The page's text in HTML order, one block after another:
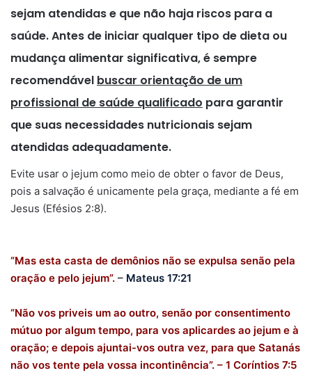
sejam atendidas e que não haja riscos para a
saúde. Antes de iniciar qualquer tipo de dieta ou
mudança alimentar significativa, é sempre
recomendável buscar orientação de um
profissional de saúde qualificado para garantir
que suas necessidades nutricionais sejam
atendidas adequadamente.
Evite usar o jejum como meio de obter o favor de Deus,
pois a salvação é unicamente pela graça, mediante a fé em
Jesus (Efésios 2:8).
“Mas esta casta de demônios não se expulsa senão pela
oração e pelo jejum”. – Mateus 17:21
“Não vos priveis um ao outro, senão por consentimento
mútuo por algum tempo, para vos aplicardes ao jejum e à
oração; e depois ajuntai-vos outra vez, para que Satanás
não vos tente pela vossa incontinência”. – 1 Coríntios 7:5